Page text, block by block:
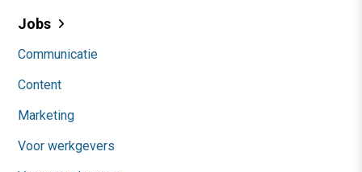
Jobs
Communicatie
Content
Marketing
Voor werkgevers